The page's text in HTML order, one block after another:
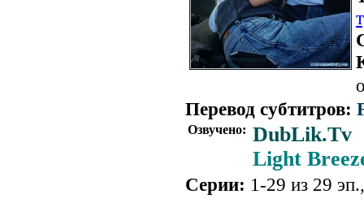
Перевод субтитров:
Озвучено: DubLik.Tv
Light
Серии: 1-29 из 29